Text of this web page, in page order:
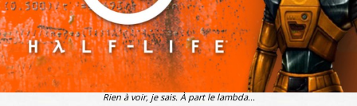
Rien à voir, je sais. À part le lambda...